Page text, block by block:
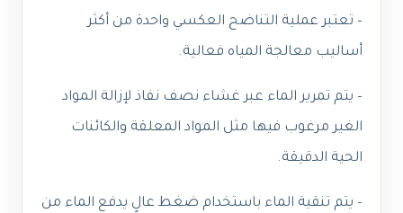
– تعتبر عملية التناضح العكسي واحدة من أكثر
أساليب معالجة المياه فعالية.
– يتم تمرير الماء عبر غشاء نصف نفاذ لإزالة المواد
الغير مرغوب فيها مثل المواد المعلقة والكائنات
الحية الدقيقة.
– يتم تنقية الماء باستخدام ضغط عالٍ يدفع الماء من